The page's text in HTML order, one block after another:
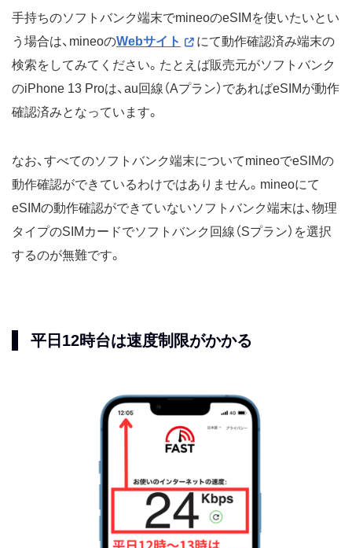
手持ちのソフトバンク端末でmineoのeSIMを使いたいとい
う場合は、mineoのWebサイト
にて動作確認済み端末の
検索をしてみてください。たとえば販売元がソフトバンク
のiPhone 13 Proは、au回線（Aプラン）であればeSIMが動作
確認済みとなっています。
なお、すべてのソフトバンク端末についてmineoでeSIMの
動作確認ができているわけではありません。mineoにて
eSIMの動作確認ができていないソフトバンク端末は、物理
タイプのSIMカードでソフトバンク回線（Sプラン）を選択
するのが無難です。
平日12時台は速度制限がかかる